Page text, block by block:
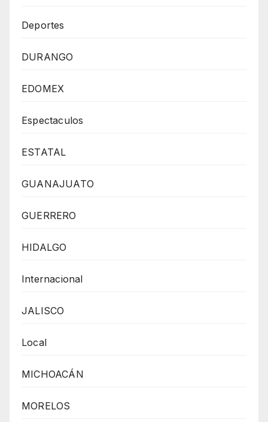
Deportes
DURANGO
EDOMEX
Espectaculos
ESTATAL
GUANAJUATO
GUERRERO
HIDALGO
Internacional
JALISCO
Local
MICHOACÁN
MORELOS